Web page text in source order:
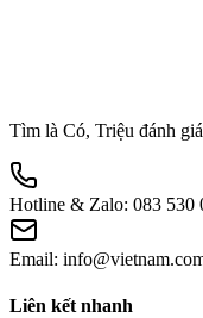
Tìm là Có, Triệu đánh
Hotline & Zalo: 083 530
Email:
Liên kết nhanh